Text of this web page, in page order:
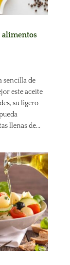
alimentos
sencilla de
este aceite
su ligero
llenas de...